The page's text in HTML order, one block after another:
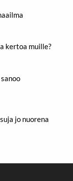
kertoa muille?
jo nuorena